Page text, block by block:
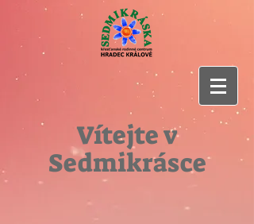
Vítejte v
Sedmikrásce